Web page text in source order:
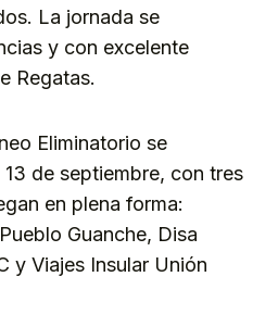
La jornada se
y con excelente
Regatas.
Eliminatorio se
de septiembre, con tres
en plena forma:
Guanche, Disa
y Viajes Insular Unión